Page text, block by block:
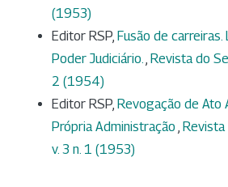
(1953)
Editor RSP, Fusão de carreiras.
Poder Judiciário., Revista do
2 (1954)
Editor RSP, Revogação de Ato
Própria Administração , Revista
v. 3 n. 1 (1953)